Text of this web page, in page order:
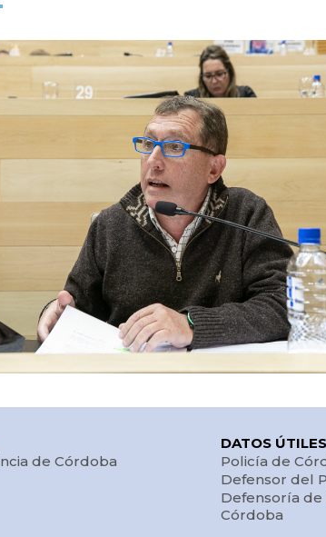
de Córdoba
DATOS ÚTILES
Policía de
Defensor del
Defensoría de
Córdoba